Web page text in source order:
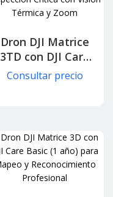
Dron DJI Matrice
3TD con DJI Care
Basic (1 Año) para
Inspección Crítica
Consultar precio